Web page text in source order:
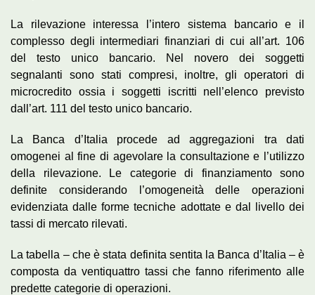
La rilevazione interessa l’intero sistema bancario e il
complesso degli intermediari finanziari di cui all’art. 106
del testo unico bancario. Nel novero dei soggetti
segnalanti sono stati compresi, inoltre, gli operatori di
microcredito ossia i soggetti iscritti nell’elenco previsto
dall’art. 111 del testo unico bancario.
La Banca d’Italia procede ad aggregazioni tra dati
omogenei al fine di agevolare la consultazione e l’utilizzo
della rilevazione. Le categorie di finanziamento sono
definite considerando l’omogeneità delle operazioni
evidenziata dalle forme tecniche adottate e dal livello dei
tassi di mercato rilevati.
La tabella – che è stata definita sentita la Banca d’Italia – è
composta da ventiquattro tassi che fanno riferimento alle
predette categorie di operazioni.